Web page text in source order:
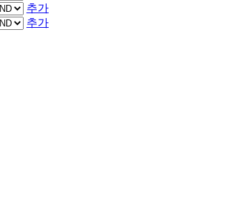
추가
추가